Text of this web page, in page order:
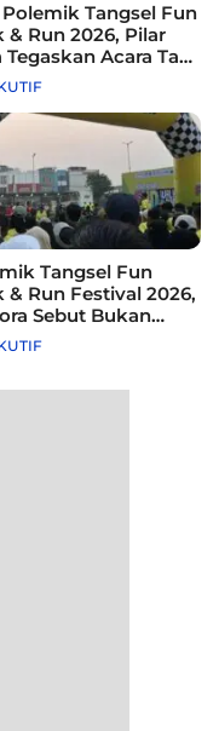
Polemik Tangsel Fun
& Run 2026, Pilar
Tegaskan Acara Tak
Pemkot
Tangsel Fun
& Run Festival 2026,
Sebut Bukan
Pemkot